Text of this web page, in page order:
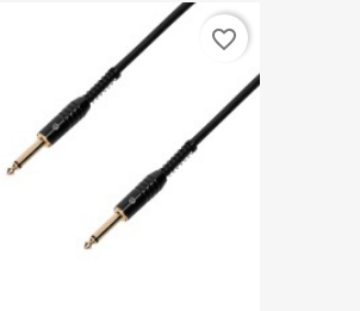
favorite_border